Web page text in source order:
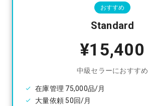
おすすめ
Standard
¥15,400
中級セラーにおすすめ
在庫管理 75,000品/月
大量依頼 50回/月